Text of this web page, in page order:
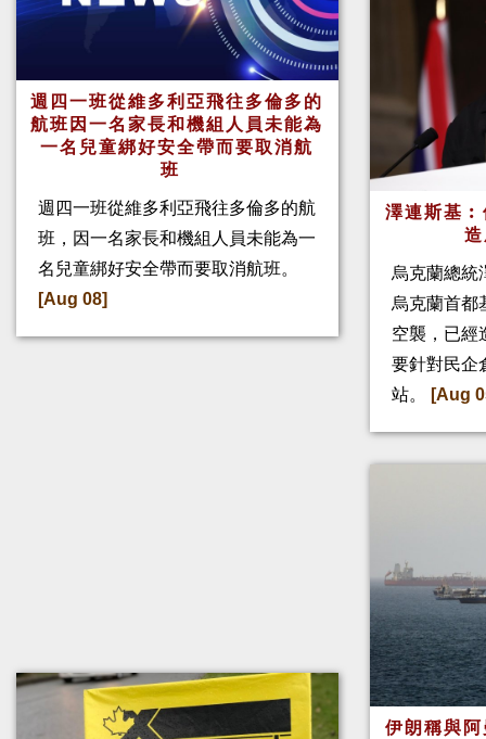
週四一班從維多利亞飛往多倫多的
航班因一名家長和機組人員未能為
一名兒童綁好安全帶而要取消航
班
週四一班從維多利亞飛往多倫多的航
班，因一名家長和機組人員未能為一
名兒童綁好安全帶而要取消航班。
[Aug 08]
澤連斯基
烏克蘭總統
烏克蘭首都
空襲，已經
要針對民企
站。
[Aug
伊朗稱與